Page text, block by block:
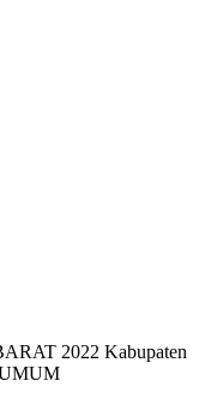
2022 Kabupaten